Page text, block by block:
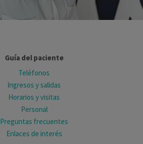
Guía del paciente
Teléfonos
Ingresos y salidas
Horarios y visitas
Personal
Preguntas frecuentes
Enlaces de interés